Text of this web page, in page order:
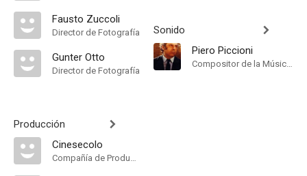
Fausto Zuccoli
Director de Fotografía
Gunter Otto
Director de Fotografía
Producción
Cinesecolo
Compañía de Produccion
Sonido
Piero Piccioni
Compositor de la Música Original